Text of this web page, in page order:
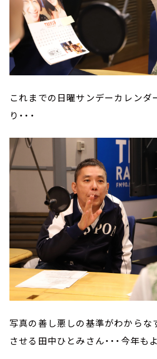
これまでの日曜サンデーカレンダ
り・・・
写真の善し悪しの基準がわからな
させる田中ひとみさん・・・今年も